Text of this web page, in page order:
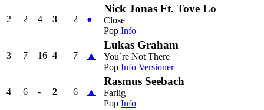
2 2 4 3 2 ●
Nick Jonas Ft. Tove Lo
Close
Pop Info
3 7 16 4 7 ▲
Lukas Graham
You`re Not There
Pop Info Versioner
4 6 - 2 6 ▲
Rasmus Seebach
Farlig
Pop Info